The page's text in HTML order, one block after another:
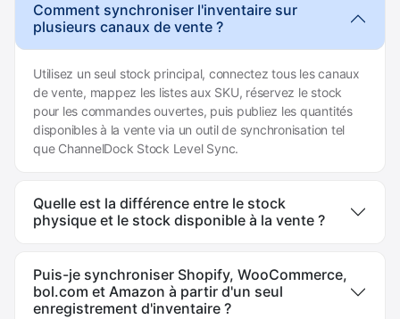
Comment synchroniser l'inventaire sur
plusieurs canaux de vente ?
Utilisez un seul stock principal, connectez tous les canaux
de vente, mappez les listes aux SKU, réservez le stock
pour les commandes ouvertes, puis publiez les quantités
disponibles à la vente via un outil de synchronisation tel
que ChannelDock Stock Level Sync.
Quelle est la différence entre le stock
physique et le stock disponible à la vente ?
Puis-je synchroniser Shopify, WooCommerce,
bol.com et Amazon à partir d'un seul
enregistrement d'inventaire ?